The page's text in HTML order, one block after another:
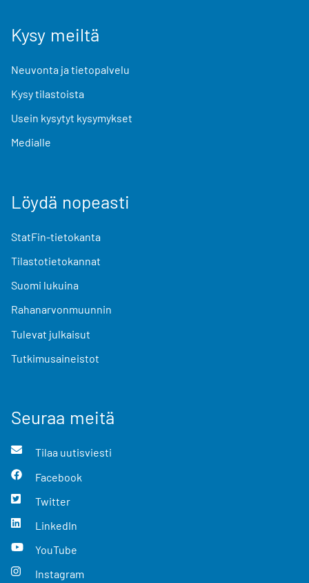
Kysy meiltä
Neuvonta ja tietopalvelu
Kysy tilastoista
Usein kysytyt kysymykset
Medialle
Löydä nopeasti
StatFin-tietokanta
Tilastotietokannat
Suomi lukuina
Rahanarvonmuunnin
Tulevat julkaisut
Tutkimusaineistot
Seuraa meitä
Tilaa uutisviesti
Facebook
Twitter
LinkedIn
YouTube
Instagram